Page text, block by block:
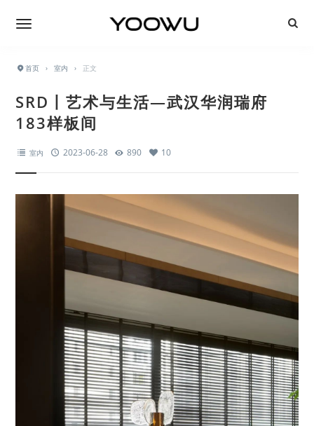
首页 › 室内 › 正文
SRD丨艺术与生活—武汉华润瑞府
183样板间
室内 2023-06-28 890 10